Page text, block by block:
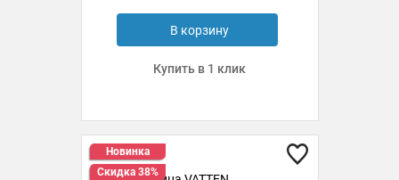
В корзину
Купить в 1 клик
Новинка
Скидка 38%